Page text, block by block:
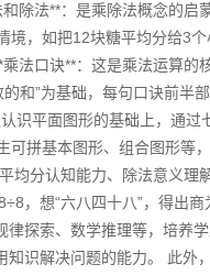
除法**：是乘除法概念的启
境，如把12块糖平均分给3
法口诀**：这是乘法运算
和”为基础，每句口诀前半
识平面图形的基础上，通
拼基本图形、组合图形等
均分认知能力、除法意义
，想“六八四十八”，得出
探索、数学推理等，培养
识解决问题的能力。 此